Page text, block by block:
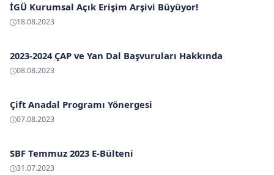
İGÜ Kurumsal Açık Erişim Arşivi Büyüyor!
18.08.2023
2023-2024 ÇAP ve Yan Dal Başvuruları Hakkında
08.08.2023
Çift Anadal Programı Yönergesi
07.08.2023
SBF Temmuz 2023 E-Bülteni
31.07.2023